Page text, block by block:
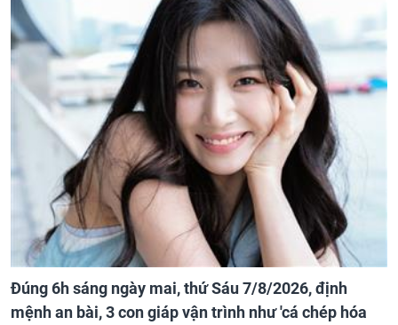
Đúng 6h sáng ngày mai, thứ Sáu 7/8/2026, định
mệnh an bài, 3 con giáp vận trình như 'cá chép hóa